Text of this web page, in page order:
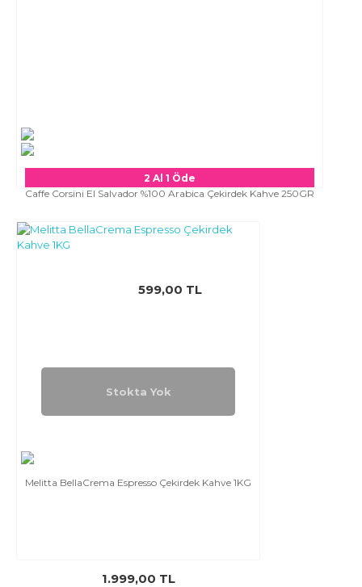
2 Al 1 Öde
Caffe Corsini El Salvador %100 Arabica Çekirdek Kahve 250GR
599,00 TL
Stokta Yok
Melitta BellaCrema Espresso Çekirdek Kahve 1KG
1.999,00 TL